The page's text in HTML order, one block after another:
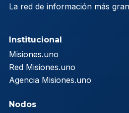
La red de información más
Institucional
Misiones.uno
Red Misiones.uno
Agencia Misiones.uno
Nodos